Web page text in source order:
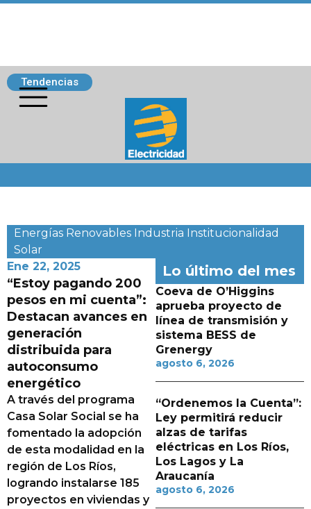
Tendencias
Energías Renovables Industria Institucionalidad
Solar
Ene 22, 2025
“Estoy pagando 200
pesos en mi cuenta”:
Destacan avances en
generación
distribuida para
autoconsumo
energético
A través del programa
Casa Solar Social se ha
fomentado la adopción
de esta modalidad en la
región de Los Ríos,
logrando instalarse 185
proyectos en viviendas y
Lo último del mes
Coeva de O’Higgins
aprueba proyecto de
línea de transmisión y
sistema BESS de
Grenergy
agosto 6, 2026
“Ordenemos la Cuenta”:
Ley permitirá reducir
alzas de tarifas
eléctricas en Los Ríos,
Los Lagos y La
Araucanía
agosto 6, 2026